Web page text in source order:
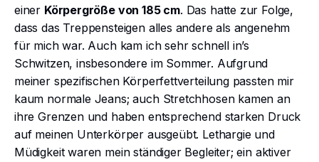
einer Körpergröße von 185 cm. Das hatte zur Folge,
dass das Treppensteigen alles andere als angenehm
für mich war. Auch kam ich sehr schnell in’s
Schwitzen, insbesondere im Sommer. Aufgrund
meiner spezifischen Körperfettverteilung passten mir
kaum normale Jeans; auch Stretchhosen kamen an
ihre Grenzen und haben entsprechend starken Druck
auf meinen Unterkörper ausgeübt. Lethargie und
Müdigkeit waren mein ständiger Begleiter; ein aktiver